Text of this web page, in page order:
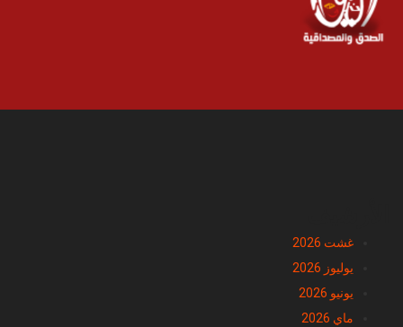
غشت 2026
يوليوز 2026
يونيو 2026
ماي 2026